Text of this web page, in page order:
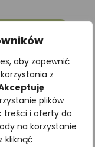
aby zapewnić
z
plików
treści i oferty do
na korzystanie
kliknąć